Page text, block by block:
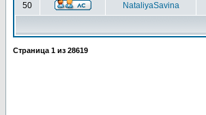
50 NataliyaSavina
Страница 1 из 28619